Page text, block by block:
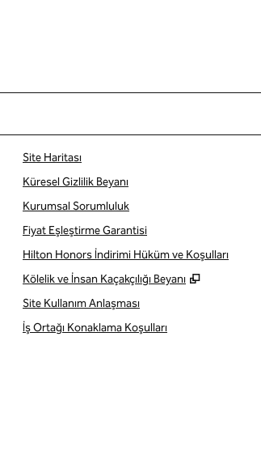
Site Haritası
Küresel Gizlilik Beyanı
Kurumsal Sorumluluk
Fiyat Eşleştirme Garantisi
Hilton Honors İndirimi Hüküm ve Koşulları
Kölelik ve İnsan Kaçakçılığı Beyanı
,
Site Kullanım Anlaşması
İş Ortağı Konaklama Koşulları